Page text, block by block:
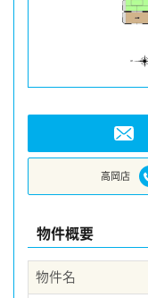
高岡店
物件概要
物件名